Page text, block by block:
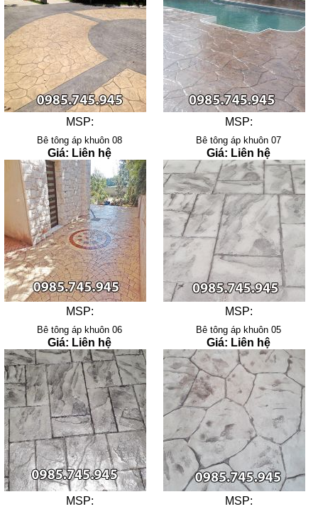
MSP:
Bê tông áp khuôn 08
Giá: Liên hệ
MSP:
Bê tông áp khuôn 07
Giá: Liên hệ
MSP:
Bê tông áp khuôn 06
Giá: Liên hệ
MSP:
Bê tông áp khuôn 05
Giá: Liên hệ
MSP: MSP: